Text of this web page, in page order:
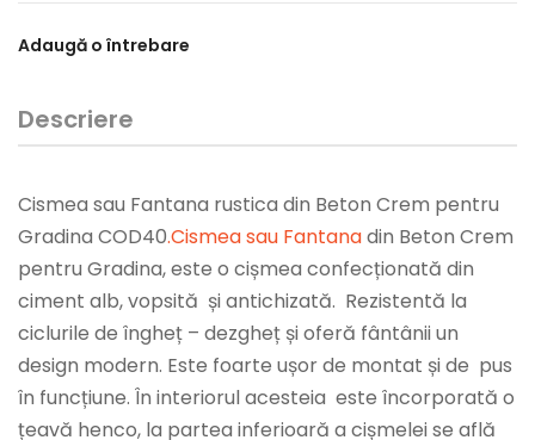
Adaugă o întrebare
Descriere
Cismea sau Fantana rustica din Beton Crem pentru
Gradina COD40.Cismea sau Fantanadin Beton Crem
pentru Gradina, este o cișmea confecționată din
ciment alb, vopsită și antichizată. Rezistentă la
ciclurile de îngheț – dezgheț și oferă fântânii un
design modern. Este foarte ușor de montat și de pus
în funcțiune. În interiorul acesteia este încorporată o
țeavă henco, la partea inferioară a cișmelei se află